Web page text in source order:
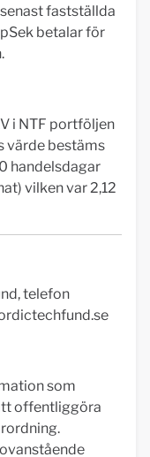
fastställda
betalar för
i NTF portföljen
värde bestäms
handelsdagar
vilken var 2,12
telefon
som
offentliggöra